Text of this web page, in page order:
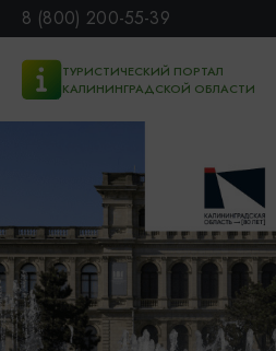
8 (800) 200-55-39
ТУРИСТИЧЕСКИЙ ПОРТАЛ
КАЛИНИНГРАДСКОЙ ОБЛАСТИ